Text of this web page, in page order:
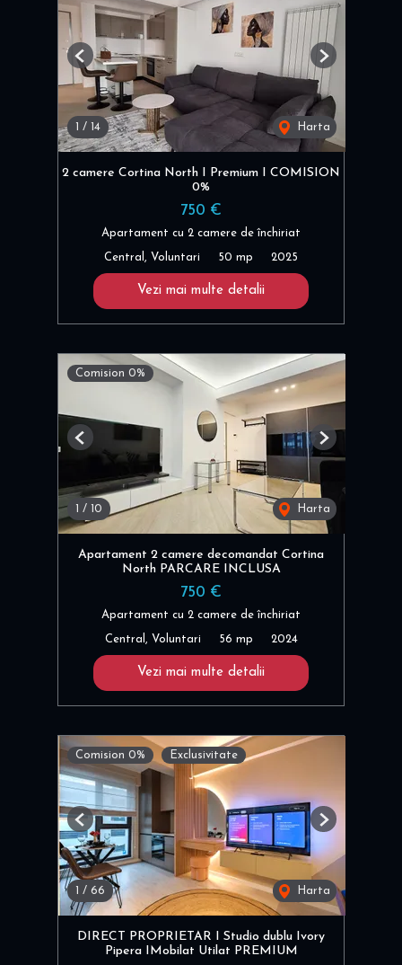
/ 14 Harta
Previous Next
2 camere Cortina North I Premium I COMISION
0%
750 €
Apartament cu 2 camere de închiriat
Central, Voluntari 50 mp 2025
Vezi mai multe detalii
Comision 0%
/ 10 Harta
Previous Next
Apartament 2 camere decomandat Cortina
North PARCARE INCLUSA
750 €
Apartament cu 2 camere de închiriat
Central, Voluntari 56 mp 2024
Vezi mai multe detalii
Comision 0% Exclusivitate
1 / 66 Harta
Previous Next
DIRECT PROPRIETAR I Studio dublu Ivory
Pipera IMobilat Utilat PREMIUM